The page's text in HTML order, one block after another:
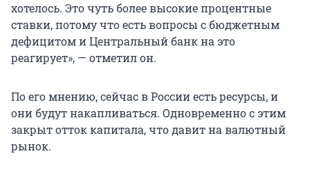
хотелось. Это чуть более высокие процентные
ставки, потому что есть вопросы с бюджетным
дефицитом и Центральный банк на это
реагирует», — отметил он.
По его мнению, сейчас в России есть ресурсы, и
они будут накапливаться. Одновременно с этим
закрыт отток капитала, что давит на валютный
рынок.